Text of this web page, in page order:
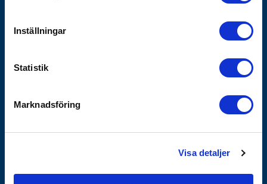
Inställningar
Statistik
Marknadsföring
Visa detaljer
Box 1928
Falun